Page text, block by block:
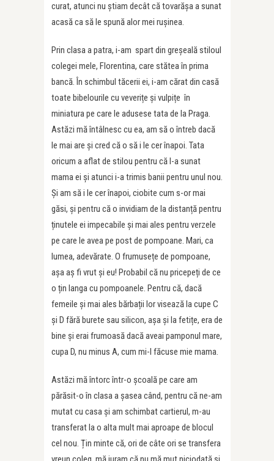
curat, atunci nu știam decât că tovarășa a sunat
acasă ca să le spună alor mei rușinea.
Prin clasa a patra, i-am spart din greșeală stiloul
colegei mele, Florentina, care stătea în prima
bancă. În schimbul tăcerii ei, i-am cărat din casă
toate bibelourile cu veverițe și vulpițe în
miniatura pe care le adusese tata de la Praga.
Astăzi mă întâlnesc cu ea, am să o întreb dacă
le mai are şi cred că o să i le cer înapoi. Tata
oricum a aflat de stilou pentru că l-a sunat
mama ei și atunci i-a trimis banii pentru unul nou.
Și am să i le cer înapoi, ciobite cum s-or mai
găsi, și pentru că o invidiam de la distanță pentru
ținutele ei impecabile şi mai ales pentru verzele
pe care le avea pe post de pompoane. Mari, ca
lumea, adevărate. O frumusețe de pompoane,
așa aș fi vrut și eu! Probabil că nu pricepeți de ce
o țin langa cu pompoanele. Pentru că, dacă
femeile și mai ales bărbații lor visează la cupe C
și D fără burete sau silicon, așa și la fetițe, era de
bine și erai frumoasă dacă aveai pamponul mare,
cupa D, nu minus A, cum mi-l făcuse mie mama.
Astăzi mă întorc într-o școală pe care am
părăsit-o în clasa a șasea când, pentru că ne-am
mutat cu casa și am schimbat cartierul, m-au
transferat la o alta mult mai aproape de blocul
cel nou. Țin minte că, ori de câte ori se transfera